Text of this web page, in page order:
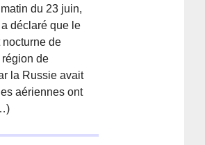
du 23 juin,
a déclaré que le
nocturne de
région de
la Russie avait
aériennes ont